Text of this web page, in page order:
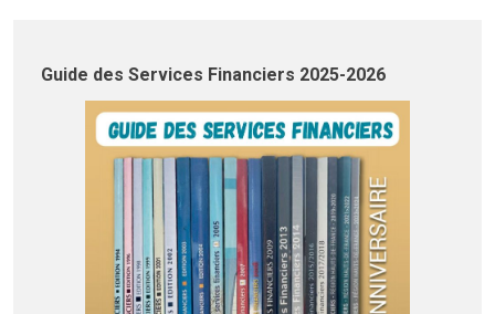
Guide des Services Financiers 2025-2026